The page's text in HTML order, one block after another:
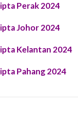
Perak 2024
Johor 2024
Kelantan 2024
Pahang 2024